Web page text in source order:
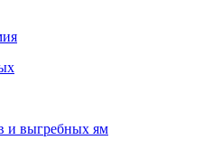
и выгребных ям